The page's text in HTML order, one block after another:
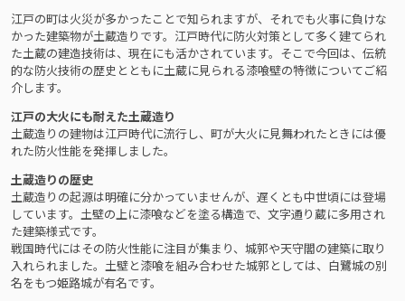
江戸の町は火災が多かったことで知られますが、それでも火事に負けな
かった建築物が土蔵造りです。江戸時代に防火対策として多く建てられ
た土蔵の建造技術は、現在にも活かされています。そこで今回は、伝統
的な防火技術の歴史とともに土蔵に見られる漆喰壁の特徴についてご紹
介します。
江戸の大火にも耐えた土蔵造り
土蔵造りの建物は江戸時代に流行し、町が大火に見舞われたときには優
れた防火性能を発揮しました。
土蔵造りの歴史
土蔵造りの起源は明確に分かっていませんが、遅くとも中世頃には登場
しています。土壁の上に漆喰などを塗る構造で、文字通り蔵に多用され
た建築様式です。
戦国時代にはその防火性能に注目が集まり、城郭や天守閣の建築に取り
入れられました。土壁と漆喰を組み合わせた城郭としては、白鷺城の別
名をもつ姫路城が有名です。